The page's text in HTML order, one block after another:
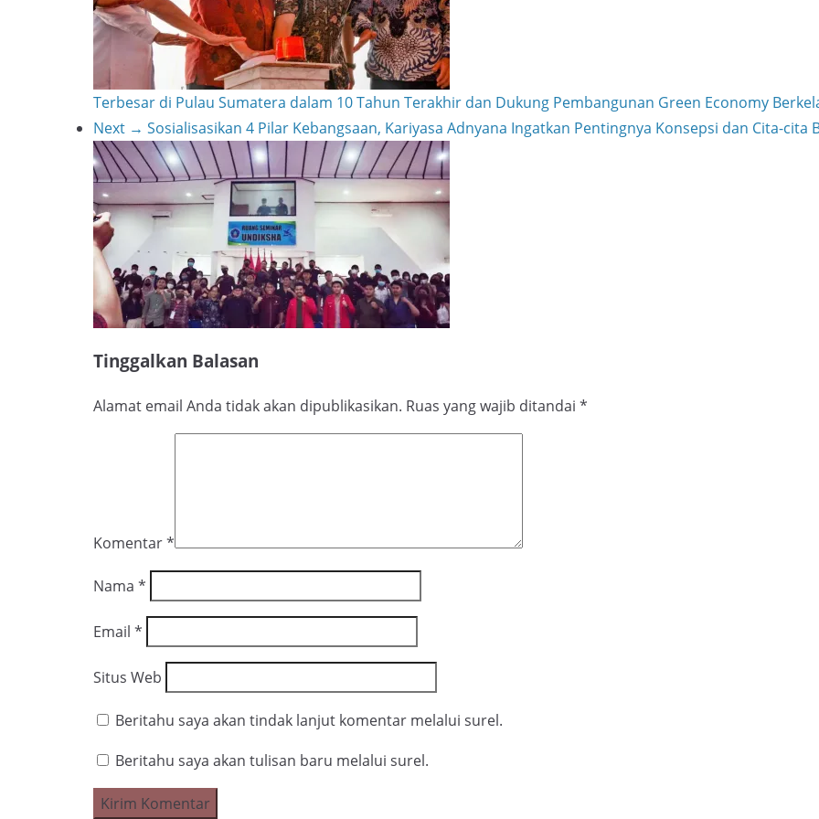
t
n
k
e
Terbesar di Pulau Sumatera dalam 10 Tahun Terakhir dan Dukung Pembangunan Green Economy
Next → Sosialisasikan 4 Pilar Kebangsaan, Kariyasa Adnyana Ingatkan Pentingnya Konsepsi dan Cita-cita
Tinggalkan Balasan
Alamat email Anda tidak akan dipublikasikan. Ruas yang wajib ditandai *
Komentar*
Nama *
Email *
Situs Web
Beritahu saya akan tindak lanjut komentar melalui surel.
Beritahu saya akan tulisan baru melalui surel.